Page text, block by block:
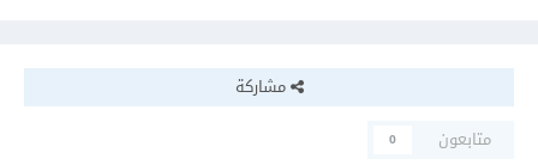
مشاركة
متابعون
0